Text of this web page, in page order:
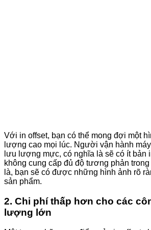
Với in offset, bạn có thể mong đợi một
lượng cao mọi lúc. Người vận hành
lưu lượng mực, có nghĩa là sẽ có ít bản
không cung cấp đủ độ tương phản
là, bạn sẽ có được những hình ảnh rõ
sản phẩm.
2. Chi phí thấp hơn cho các
lượng lớn